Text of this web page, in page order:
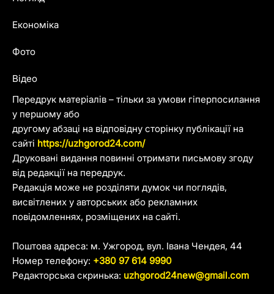
Передрук матеріалів – тільки за умови гіперпосилання
у першому або
другому абзаці на відповідну сторінку публікації на
сайті https://uzhgorod24.com/
Друковані видання повинні отримати письмову згоду
від редакції на передрук.
Редакція може не розділяти думок чи поглядів,
висвітлених у авторських або рекламних
повідомленнях, розміщених на сайті.
Поштова адреса: м. Ужгород, вул. Івана Чендея, 44
Номер телефону: +380 97 614 9990
Редакторська скринька: uzhgorod24new@gmail.com
Економіка
Фото
Відео